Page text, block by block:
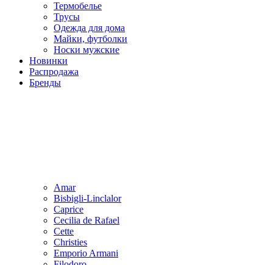
Термобелье
Трусы
Одежда для дома
Майки, футболки
Носки мужские
Новинки
Распродажа
Бренды
Amar
Bisbigli-Linclalor
Caprice
Cecilia de Rafael
Cette
Christies
Emporio Armani